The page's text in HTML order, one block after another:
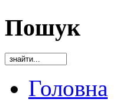
Пошук
Головна